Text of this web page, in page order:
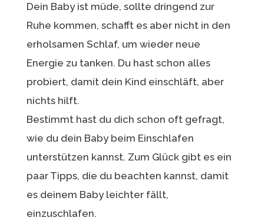
Dein Baby ist müde, sollte dringend zur
Ruhe kommen, schafft es aber nicht in den
erholsamen Schlaf, um wieder neue
Energie zu tanken. Du hast schon alles
probiert, damit dein Kind einschläft, aber
nichts hilft.
Bestimmt hast du dich schon oft gefragt,
wie du dein Baby beim Einschlafen
unterstützen kannst. Zum Glück gibt es ein
paar Tipps, die du beachten kannst, damit
es deinem Baby leichter fällt,
einzuschlafen.